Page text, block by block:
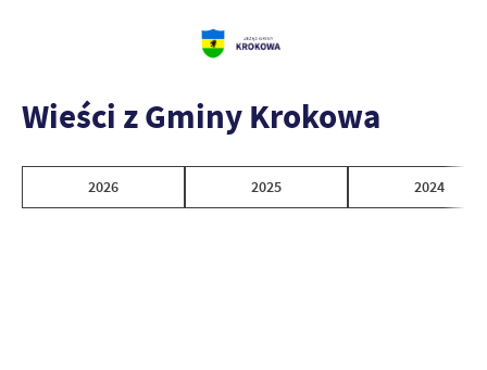
Wieści z Gminy Krokowa
2026 2025 2024